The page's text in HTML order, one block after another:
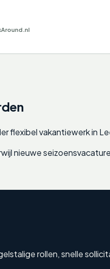
flexibel vakantiewerk in
nieuwe
rollen, snelle